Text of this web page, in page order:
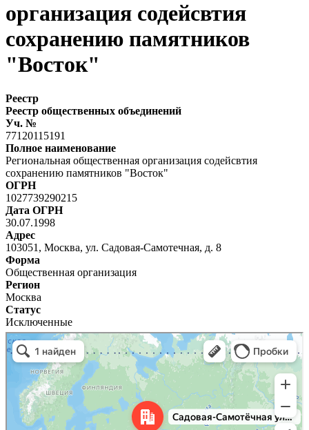
организация содейсвтия
сохранению памятников
"Восток"
Реестр
Реестр общественных объединений
Уч. №
77120115191
Полное наименование
Региональная общественная организация содейсвтия
сохранению памятников "Восток"
ОГРН
1027739290215
Дата ОГРН
30.07.1998
Адрес
103051, Москва, ул. Садовая-Самотечная, д. 8
Форма
Общественная организация
Регион
Москва
Статус
Исключенные